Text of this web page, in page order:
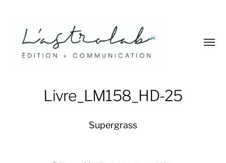
Livre_LM158_HD-25
Supergrass